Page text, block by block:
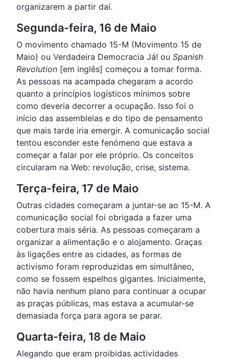
organizarem a partir daí.
Segunda-feira, 16 de Maio
O movimento chamado 15-M (Movimento 15 de
Maio) ou Verdadeira Democracia Já! ou Spanish
Revolution [em inglês] começou a tomar forma.
As pessoas na acampada chegaram a acordo
quanto a princípios logísticos mínimos sobre
como deveria decorrer a ocupação. Isso foi o
início das assembleias e do tipo de pensamento
que mais tarde iria emergir. A comunicação social
tentou esconder este fenómeno que estava a
começar a falar por ele próprio. Os conceitos
circularam na Web: revolução, crise, sistema.
Terça-feira, 17 de Maio
Outras cidades começaram a juntar-se ao 15-M. A
comunicação social foi obrigada a fazer uma
cobertura mais séria. As pessoas começaram a
organizar a alimentação e o alojamento. Graças
às ligações entre as cidades, as formas de
activismo foram reproduzidas em simultâneo,
como se fossem espelhos gigantes. Inicialmente,
não havia nenhum plano para continuar a ocupar
as praças públicas, mas estava a acumular-se
demasiada força para agora se parar.
Quarta-feira, 18 de Maio
Alegando que eram proibidas actividades